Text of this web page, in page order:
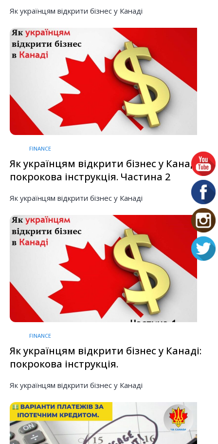
Як українцям відкрити бізнес у Канаді
FINANCE
Як українцям відкрити бізнес у Канаді:
покрокова інструкція. Частина 2
Як українцям відкрити бізнес у Канаді
FINANCE
Як українцям відкрити бізнес у Канаді:
покрокова інструкція.
Як українцям відкрити бізнес у Канаді